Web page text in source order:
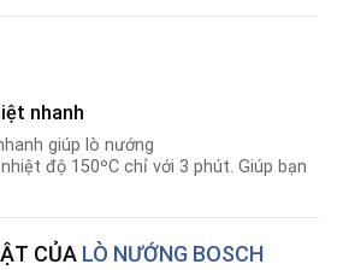
nhanh
giúp lò nướng
độ 150ºC chỉ với 3 phút. Giúp bạn
CỦA LÒ NƯỚNG BOSCH